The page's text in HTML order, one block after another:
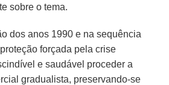
sobre o tema.
dos anos 1990 e na sequência
forçada pela crise
e saudável proceder a
gradualista, preservando-se